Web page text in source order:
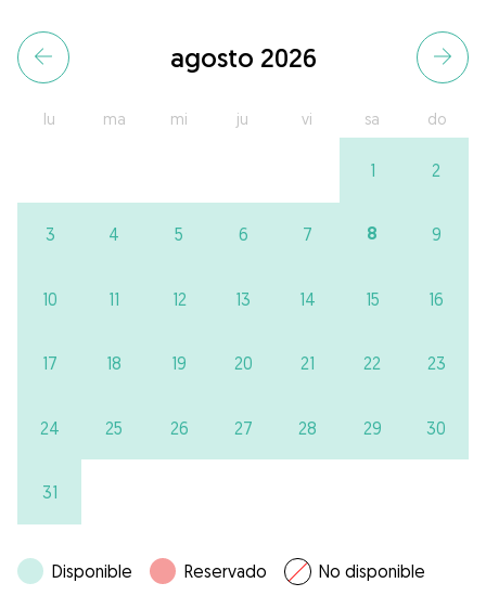
agosto 2026
lu ma mi ju vi sa do
1 2
3 4 5 6 7 8 9
10 11 12 13 14 15 16
17 18 19 20 21 22 23
24 25 26 27 28 29 30
31
Disponible Reservado No disponible